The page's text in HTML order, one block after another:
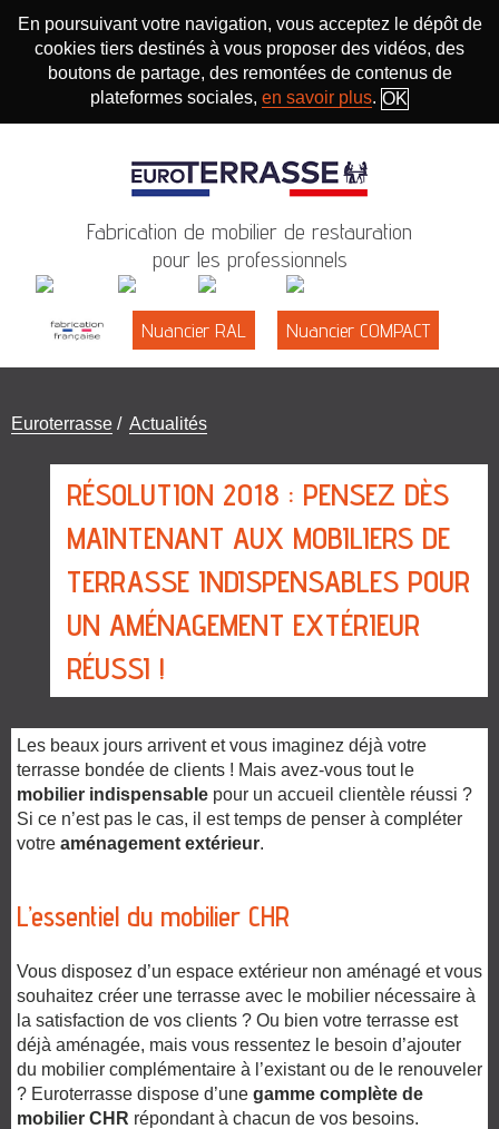
En poursuivant votre navigation, vous acceptez le dépôt de
cookies tiers destinés à vous proposer des vidéos, des
boutons de partage, des remontées de contenus de
plateformes sociales, en savoir plus. OK
Fabrication de mobilier de restauration
pour les professionnels
Nuancier RAL Nuancier COMPACT
Vous
Euroterrasse / Actualités
RÉSOLUTION 2018 : PENSEZ DÈS
MAINTENANT AUX MOBILIERS DE
TERRASSE INDISPENSABLES POUR
UN AMÉNAGEMENT EXTÉRIEUR
RÉUSSI !
Les beaux jours arrivent et vous imaginez déjà votre
terrasse bondée de clients ! Mais avez-vous tout le
mobilier indispensable pour un accueil clientèle réussi ?
Si ce n’est pas le cas, il est temps de penser à compléter
votre aménagement extérieur.
L’essentiel du mobilier CHR
Vous disposez d’un espace extérieur non aménagé et vous
souhaitez créer une terrasse avec le mobilier nécessaire à
la satisfaction de vos clients ? Ou bien votre terrasse est
déjà aménagée, mais vous ressentez le besoin d’ajouter
du mobilier complémentaire à l’existant ou de le renouveler
? Euroterrasse dispose d’une gamme complète de
mobilier CHR répondant à chacun de vos besoins.